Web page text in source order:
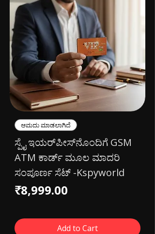
ಆಮದು ಮಾಡಲಾಗಿದೆ
ಸ್ಪೈ ಇಯರ್‌ಪೀಸ್‌ನೊಂದಿಗೆ GSM
ATM ಕಾರ್ಡ್ ಮೂಲ ಮಾದರಿ
ಸಂಪೂರ್ಣ ಸೆಟ್ -Kspyworld
Price
₹8,999.00
Add to Cart